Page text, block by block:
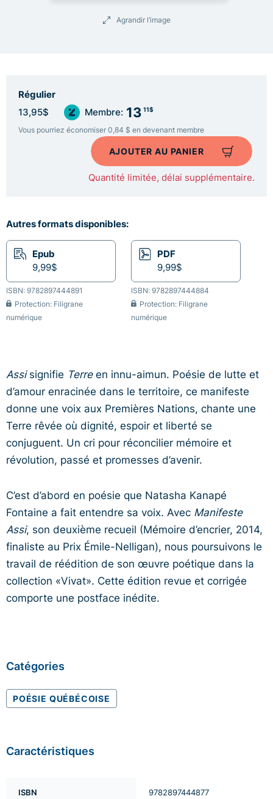
Agrandir l’image
Régulier
13,95$ Membre: 13 11$
Vous pourriez économiser 0,84 $ en devenant membre
AJOUTER AU PANIER
Quantité limitée, délai supplémentaire.
Autres formats disponibles:
Epub
9,99$
ISBN: 9782897444891
Protection: Filigrane
numérique
PDF
9,99$
ISBN: 9782897444884
Protection: Filigrane
numérique
Assisignifie Terreen innu-aimun. Poésie de lutte et
d’amour enracinée dans le territoire, ce manifeste
donne une voix aux Premières Nations, chante une
Terre rêvée où dignité, espoir et liberté se
conjuguent. Un cri pour réconcilier mémoire et
révolution, passé et promesses d’avenir.
C’est d’abord en poésie que Natasha Kanapé
Fontaine a fait entendre sa voix. Avec Manifeste
Assi, son deuxième recueil (Mémoire d’encrier, 2014,
finaliste au Prix Émile-Nelligan), nous poursuivons le
travail de réédition de son œuvre poétique dans la
collection «Vivat». Cette édition revue et corrigée
comporte une postface inédite.
Catégories
POÉSIE QUÉBÉCOISE
Caractéristiques
ISBN 9782897444877